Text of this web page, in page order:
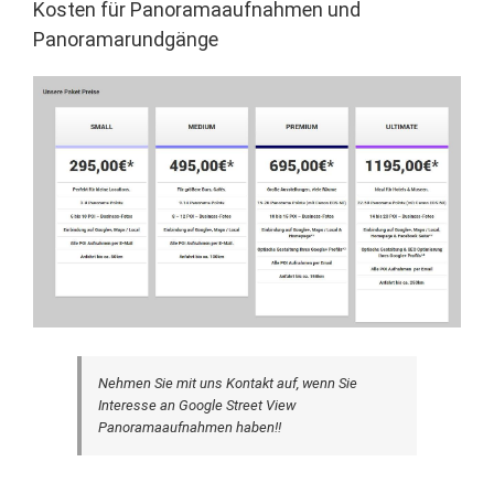
Kosten für Panoramaaufnahmen und
Panoramarundgänge
Nehmen Sie mit uns Kontakt auf, wenn Sie
Interesse an Google Street View
Panoramaaufnahmen haben!!